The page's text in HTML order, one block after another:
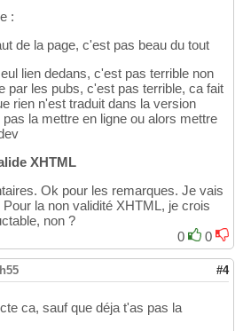
:
de la page, c'est pas beau du tout
lien dedans, c'est pas terrible non
par les pubs, c'est pas terrible, ca fait
rien n'est traduit dans la version
la mettre en ligne ou alors mettre
XHTML
Ok pour les remarques. Je vais
la non validité XHTML, je crois
non ?
0
0
#4
ca, sauf que déja t'as pas la